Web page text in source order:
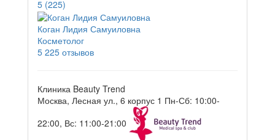
5 (225)
Коган Лидия Самуиловна
Косметолог
5 225 отзывов
Клиника Beauty Trend
Москва, Лесная ул., 6 корпус 1 Пн-Сб: 10:00-
22:00, Вс: 11:00-21:00